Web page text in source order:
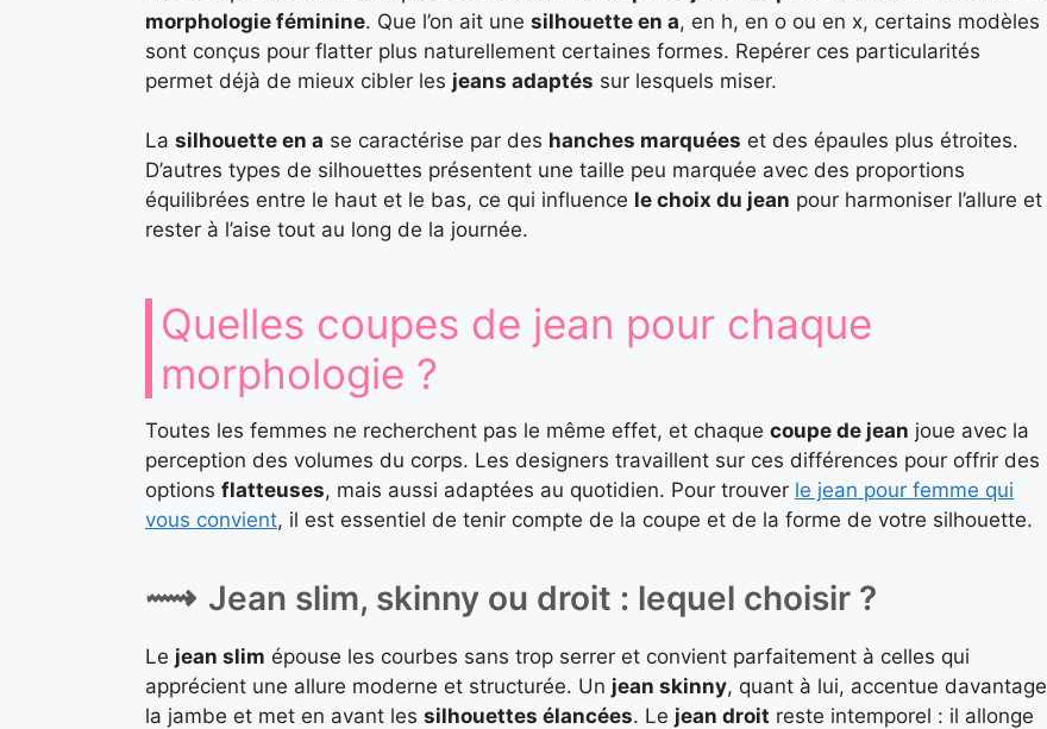
morphologie féminine. Que l’on ait une silhouette en a, en h, en o ou en x, certains modèles
sont conçus pour flatter plus naturellement certaines formes. Repérer ces particularités
permet déjà de mieux cibler les jeans adaptés sur lesquels miser.
La silhouette en a se caractérise par des hanches marquées et des épaules plus étroites.
D’autres types de silhouettes présentent une taille peu marquée avec des proportions
équilibrées entre le haut et le bas, ce qui influence le choix du jean pour harmoniser l’allure et
rester à l’aise tout au long de la journée.
Quelles coupes de jean pour chaque
morphologie ?
Toutes les femmes ne recherchent pas le même effet, et chaque coupe de jean joue avec la
perception des volumes du corps. Les designers travaillent sur ces différences pour offrir des
options flatteuses, mais aussi adaptées au quotidien. Pour trouver le jean pour femme qui
vous convient, il est essentiel de tenir compte de la coupe et de la forme de votre silhouette.
Jean slim, skinny ou droit : lequel choisir ?
Le jean slim épouse les courbes sans trop serrer et convient parfaitement à celles qui
apprécient une allure moderne et structurée. Un jean skinny, quant à lui, accentue davantage
la jambe et met en avant les silhouettes élancées. Le jean droit reste intemporel : il allonge